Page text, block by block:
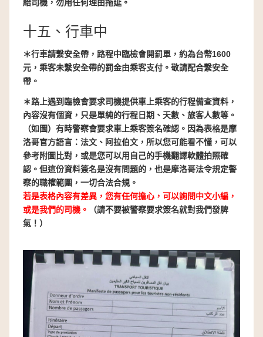
給司機 ，勿用任何理由拖延。
十五、行車中
＊行車請繫安全帶， 路程中臨檢會開罰單，約為台幣1600
元，乘客未繫安全帶的罰金由乘客支付。敬請配合繫安全
帶。
＊路上遇到臨檢會要求司機提供車上乘客的行程備查資料，
內容沒有個資，只是單純的行程日期、天數、旅客人數等。
（如圖）有時警察會要求車上乘客簽名確認。因為表格是摩
洛哥官方語言：法文、阿拉伯文，所以您可能看不懂，可以
參考附圖比對，或是您可以用自己的手機翻譯軟體拍照確
認。但這份資料簽名是沒有問題的，也是摩洛哥法令規定警
察的職權範圍，一切合法合規。
若是表格內容有差異，您有任何擔心，可以詢問中文小編，
或是我們的司機。
（請不要被警察要求簽名就對我們發脾
氣！）